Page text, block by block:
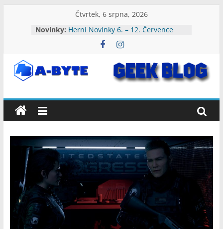
Čtvrtek, 6 srpna, 2026
Novinky: Herní Novinky 13. – 19. Července
Herní Novinky 6. – 12. Července
Herní Novinky 3. – 9. Srpna 2026
Herní Novinky 27. Července – 2.
Herní Novinky 20. – 26. Července
A-
Byte:
Geek
Blog
Byte
Blog